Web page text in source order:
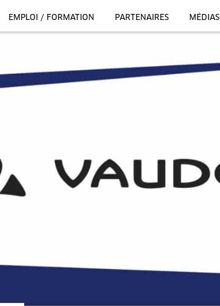
EMPLOI / FORMATION PARTENAIRES MÉDIAS